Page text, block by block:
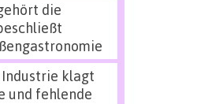
die
Industrie klagt
und fehlende